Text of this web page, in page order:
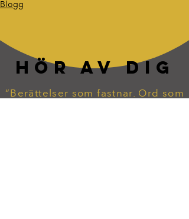
Blogg
HÖR AV DIG
“Berättelser som fastnar. Ord som